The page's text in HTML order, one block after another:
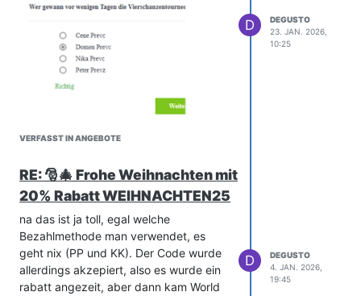
VERFASST IN ANGEBOTE
D
DEGUSTO
23. JAN. 2026,
10:25
RE: 🎅🎄 Frohe Weihnachten mit
20% Rabatt WEIHNACHTEN25
na das ist ja toll, egal welche
Bezahlmethode man verwendet, es
geht nix (PP und KK). Der Code wurde
allerdings akzepiert, also es wurde ein
rabatt angezeit, aber dann kam World
D
DEGUSTO
4. JAN. 2026,
19:45